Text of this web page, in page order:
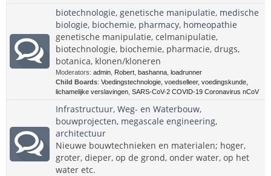
biotechnologie, genetische manipulatie, medische
biologie, biochemie, pharmacy, homeopathie
genetische manipulatie, celmanipulatie,
biotechnologie, biochemie, pharmacie, drugs,
botanica, klonen/kloneren
Moderators: admin Robert bashanna loadrunner
Child Boards: Voedingstechnologie, voedselleer, voedingskunde,
lichamelijke verslavingen SARS-CoV-2 COVID-19 Coronavirus nCoV
Infrastructuur, Weg- en Waterbouw,
bouwprojecten, megascale engineering,
architectuur
Nieuwe bouwtechnieken en materialen; hoger,
groter, dieper, op de grond, onder water, op het
water etc.